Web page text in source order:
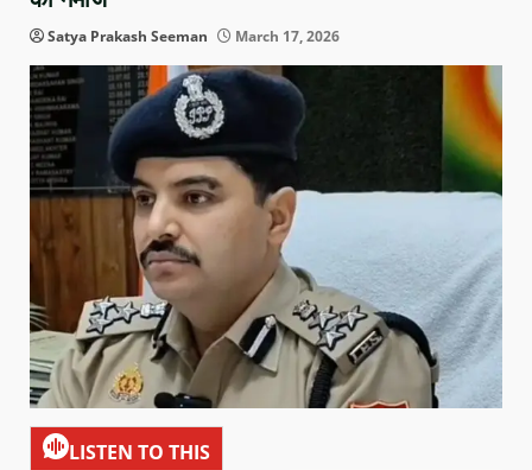
Satya Prakash Seeman March 17, 2026
LISTEN TO THIS